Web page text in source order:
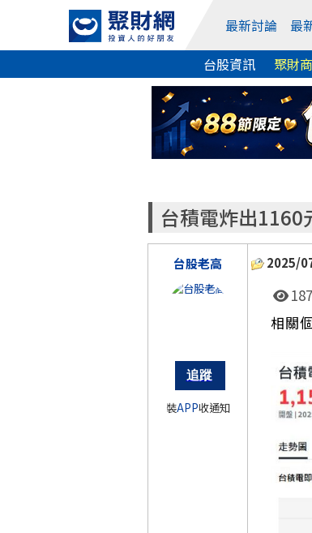
最新討論 最
台股資訊 聚財
台積電炸出1160
台股老高
裝APP收通知
2025/
相關